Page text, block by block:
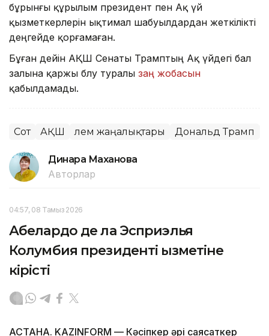
бұрынғы құрылым президент пен Ақ үй
қызметкерлерін ықтимал шабуылдардан жеткілікті
деңгейде қорғамаған.
Бұған дейін АҚШ Сенаты Трамптың Ақ үйдегі бал
залына қаржы бөлу туралы заң жобасын
қабылдамады.
Сот АҚШ Әлем жаңалықтары Дональд Трамп
Динара Маханова
Авторлар
04:57, 08 Тамыз 2026
Абелардо де ла Эсприэлья
Колумбия президенті қызметіне
кірісті
АСТАНА. KAZINFORM — Кәсіпкер әрі саясаткер